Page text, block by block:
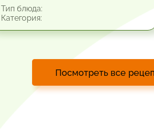
блюда:
Посмотреть все